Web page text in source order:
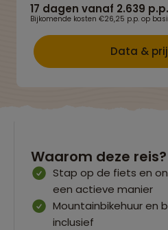
17 dagen vanaf 2.639 p.p.
Bijkomende kosten €26,25 p.p. op
Data &
Waarom deze reis?
Stap op de fiets en
een actieve manier
Mountainbikehuur en
inclusief